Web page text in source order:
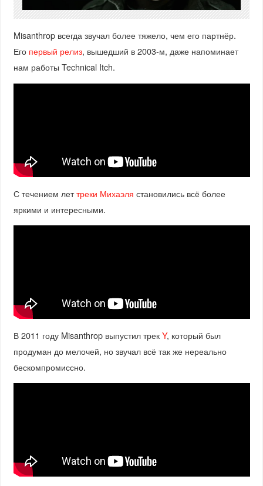
Misanthrop всегда звучал более тяжело, чем его партнёр.
Его первый релиз, вышедший в 2003-м, даже напоминает
нам работы Technical Itch.
С течением леттреки Михаэля становились всё более
яркими и интересными.
В 2011 году Misanthrop выпустил трекY, который был
продуман до мелочей, но звучал всё так же нереально
бескомпромиссно.